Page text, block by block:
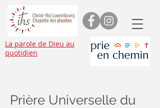
La parole de Dieu au
quotidien
Prière Universelle du